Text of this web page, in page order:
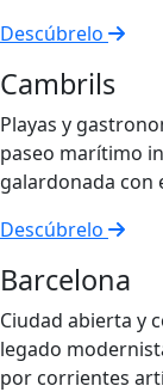
Descúbrelo
Cambrils
Playas y
paseo marítimo
galardonada con
Descúbrelo
Barcelona
Ciudad abierta y
legado
por corrientes